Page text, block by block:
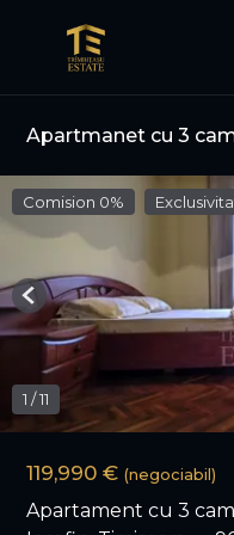
Apartmanet cu 3
119,990 € (negociabil)
Apartament cu 3
Comision 0%
1 /11
Previous